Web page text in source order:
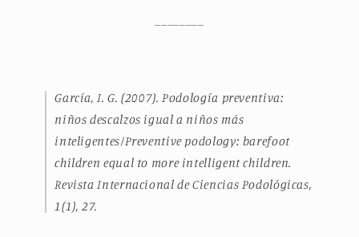
García, I. G. (2007). Podología preventiva:
niños descalzos igual a niños más
inteligentes/Preventive podology: barefoot
children equal to more intelligent children.
Revista Internacional de Ciencias Podológicas,
1(1), 27.